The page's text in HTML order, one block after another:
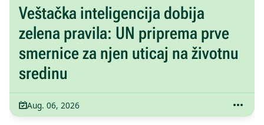
Veštačka inteligencija dobija
zelena pravila: UN priprema prve
smernice za njen uticaj na životnu
sredinu
Aug. 06, 2026